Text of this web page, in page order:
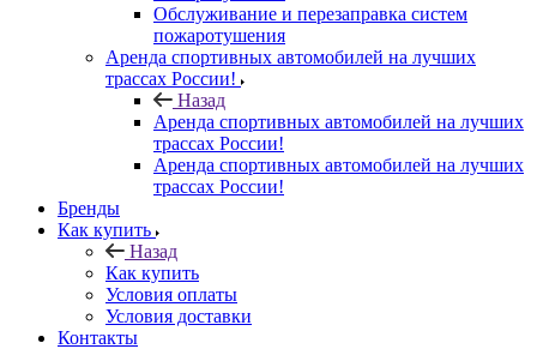
Обслуживание и перезаправка систем
пожаротушения
Аренда спортивных автомобилей на лучших
трассах России!
Назад
Аренда спортивных автомобилей на лучших
трассах России!
Аренда спортивных автомобилей на лучших
трассах России!
Бренды
Как купить
Назад
Как купить
Условия оплаты
Условия доставки
Контакты